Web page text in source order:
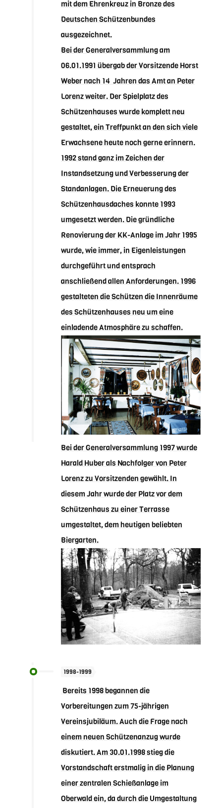
mit dem Ehrenkreuz in Bronze des
Deutschen Schützenbundes
ausgezeichnet.
Bei der Generalversammlung am
06.01.1991 übergab der Vorsitzende Horst
Weber nach 14 Jahren das Amt an Peter
Lorenz weiter. Der Spielplatz des
Schützenhauses wurde komplett neu
gestaltet, ein Treffpunkt an den sich viele
Erwachsene heute noch gerne erinnern.
1992 stand ganz im Zeichen der
Instandsetzung und Verbesserung der
Standanlagen. Die Erneuerung des
Schützenhausdaches konnte 1993
umgesetzt werden. Die gründliche
Renovierung der KK-Anlage im Jahr 1995
wurde, wie immer, in Eigenleistungen
durchgeführt und entsprach
anschließend allen Anforderungen. 1996
gestalteten die Schützen die Innenräume
des Schützenhauses neu um eine
einladende Atmosphäre zu schaffen.
Bei der Generalversammlung 1997 wurde
Harald Huber als Nachfolger von Peter
Lorenz zu Vorsitzenden gewählt. In
diesem Jahr wurde der Platz vor dem
Schützenhaus zu einer Terrasse
umgestaltet, dem heutigen beliebten
Biergarten.
1998-1999
Bereits 1998 begannen die
Vorbereitungen zum 75-jährigen
Vereinsjubiläum. Auch die Frage nach
einem neuen Schützenanzug wurde
diskutiert. Am 30.01.1998 stieg die
Vorstandschaft erstmalig in die Planung
einer zentralen Schießanlage im
Oberwald ein, da durch die Umgestaltung